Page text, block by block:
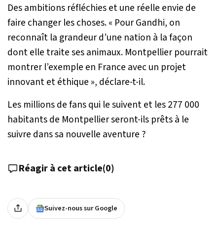
Des ambitions réfléchies et une réelle envie de
faire changer les choses. « Pour Gandhi, on
reconnaît la grandeur d’une nation à la façon
dont elle traite ses animaux. Montpellier pourrait
montrer l’exemple en France avec un projet
innovant et éthique », déclare-t-il.
Les millions de fans qui le suivent et les 277 000
habitants de Montpellier seront-ils prêts à le
suivre dans sa nouvelle aventure ?
Réagir à cet article(0)
Suivez-nous sur Google